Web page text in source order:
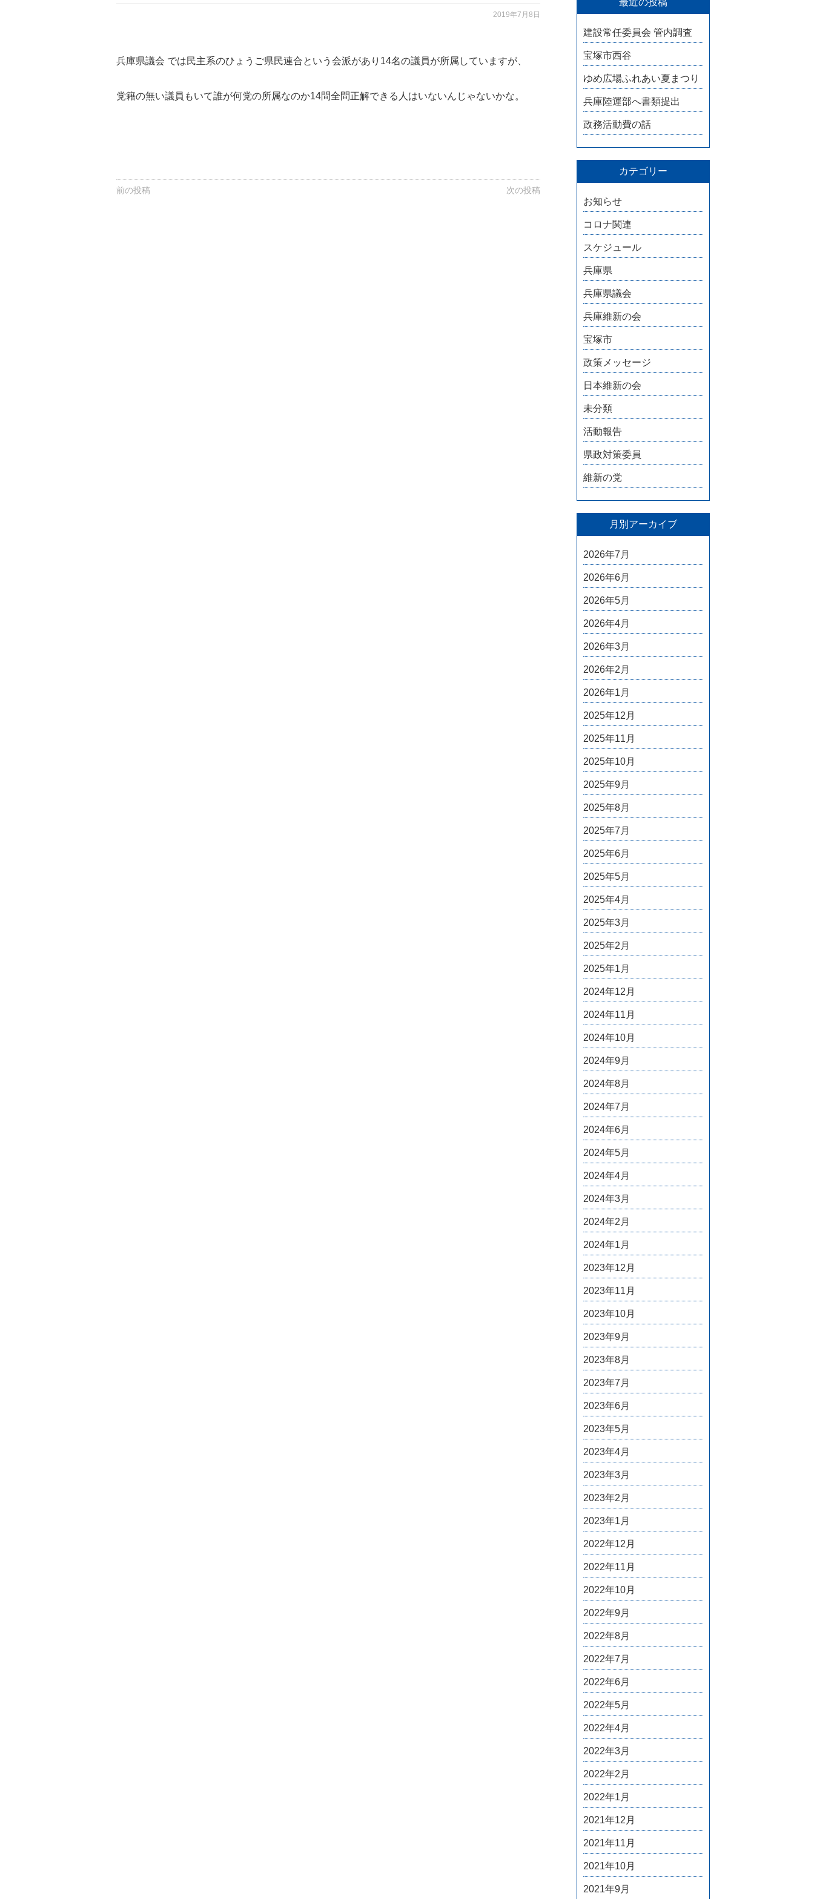
2019年7月8日
兵庫県議会 では民主系のひょうご県民連合という会派があり14名の議員が所属していますが、
党籍の無い議員もいて誰が何党の所属なのか14問全問正解できる人はいないんじゃないかな。
前の投稿 次の投稿
最近の投稿
建設常任委員会 管内調査
宝塚市西谷
ゆめ広場ふれあい夏まつり
兵庫陸運部へ書類提出
政務活動費の話
カテゴリー
お知らせ
コロナ関連
スケジュール
兵庫県
兵庫県議会
兵庫維新の会
宝塚市
政策メッセージ
日本維新の会
未分類
活動報告
県政対策委員
維新の党
月別アーカイブ
2026年7月
2026年6月
2026年5月
2026年4月
2026年3月
2026年2月
2026年1月
2025年12月
2025年11月
2025年10月
2025年9月
2025年8月
2025年7月
2025年6月
2025年5月
2025年4月
2025年3月
2025年2月
2025年1月
2024年12月
2024年11月
2024年10月
2024年9月
2024年8月
2024年7月
2024年6月
2024年5月
2024年4月
2024年3月
2024年2月
2024年1月
2023年12月
2023年11月
2023年10月
2023年9月
2023年8月
2023年7月
2023年6月
2023年5月
2023年4月
2023年3月
2023年2月
2023年1月
2022年12月
2022年11月
2022年10月
2022年9月
2022年8月
2022年7月
2022年6月
2022年5月
2022年4月
2022年3月
2022年2月
2022年1月
2021年12月
2021年11月
2021年10月
2021年9月